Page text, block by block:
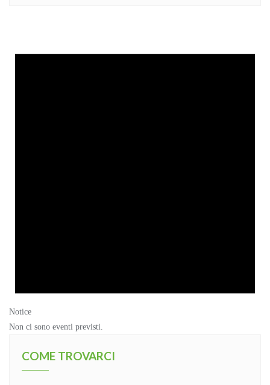
Notice
Non ci sono eventi previsti.
COME TROVARCI